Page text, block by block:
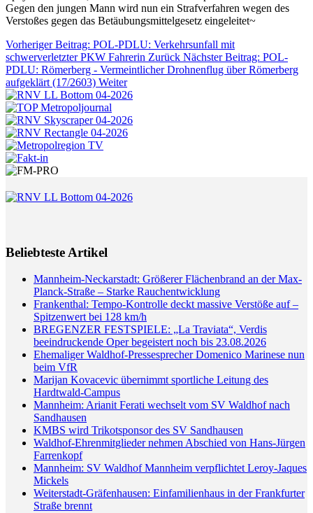
Gegen den jungen Mann wird nun ein Strafverfahren wegen des
Verstoßes gegen das Betäubungsmittelgesetz eingeleitet~
Vorheriger Beitrag: POL-PDLU: Verkehrsunfall mit
schwerverletzter PKW Fahrerin Zurück Nächster Beitrag: POL-
PDLU: Römerberg - Vermeintlicher Drohnenflug über Römerberg
aufgeklärt (17/2603) Weiter
Beliebteste Artikel
Mannheim-Neckarstadt: Größerer Flächenbrand an der Max-
Planck-Straße – Starke Rauchentwicklung
Frankenthal: Tempo-Kontrolle deckt massive Verstöße auf –
Spitzenwert bei 128 km/h
BREGENZER FESTSPIELE: „La Traviata“, Verdis
beeindruckende Oper begeistert noch bis 23.08.2026
Ehemaliger Waldhof-Pressesprecher Domenico Marinese nun
beim VfR
Marijan Kovacevic übernimmt sportliche Leitung des
Hardtwald-Campus
Mannheim: Arianit Ferati wechselt vom SV Waldhof nach
Sandhausen
KMBS wird Trikotsponsor des SV Sandhausen
Waldhof-Ehrenmitglieder nehmen Abschied von Hans-Jürgen
Farrenkopf
Mannheim: SV Waldhof Mannheim verpflichtet Leroy-Jaques
Mickels
Weiterstadt-Gräfenhausen: Einfamilienhaus in der Frankfurter
Straße brennt